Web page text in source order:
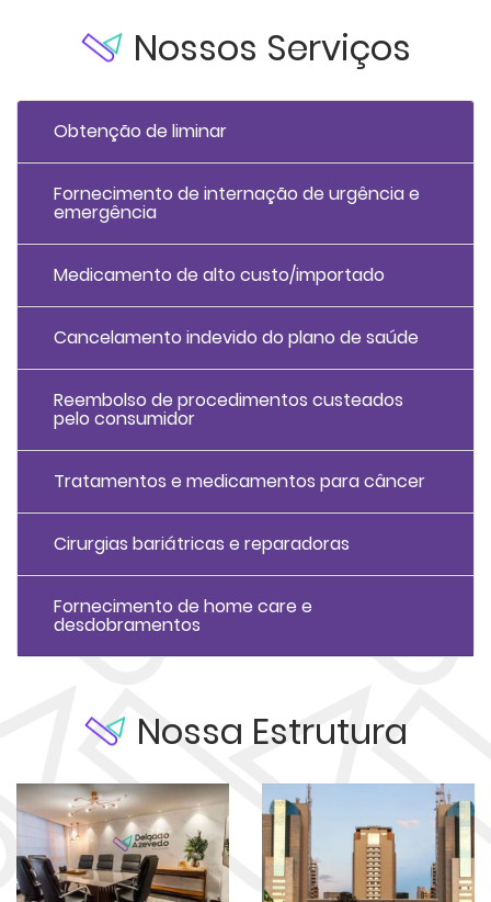
Nossos Serviços
Obtenção de liminar
Fornecimento de internação de urgência e
emergência
Medicamento de alto custo/importado
Cancelamento indevido do plano de saúde
Reembolso de procedimentos custeados
pelo consumidor
Tratamentos e medicamentos para câncer
Cirurgias bariátricas e reparadoras
Fornecimento de home care e
desdobramentos
Nossa Estrutura